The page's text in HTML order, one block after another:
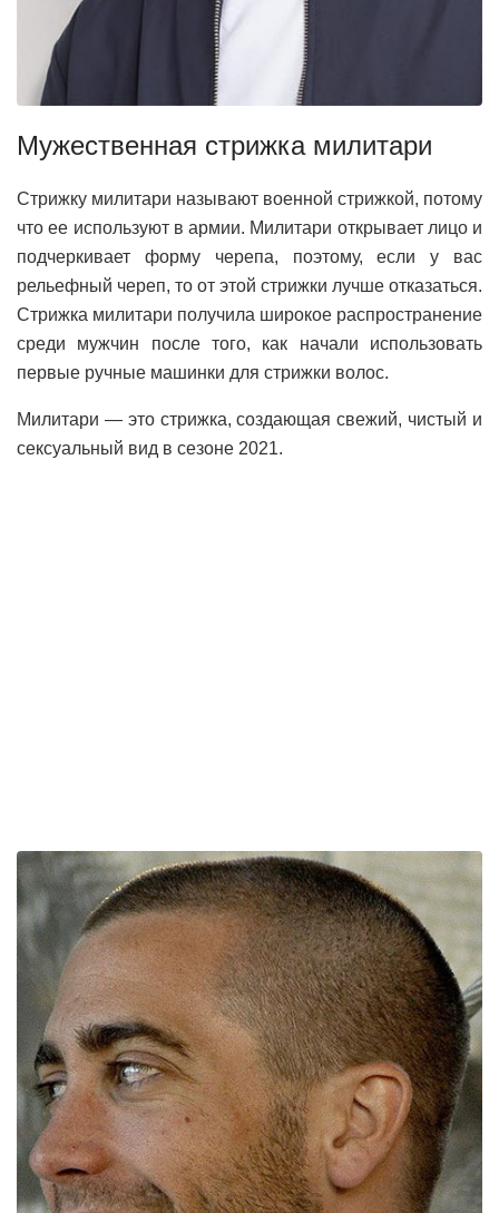
Мужественная стрижка милитари
Стрижку милитари называют военной стрижкой, потому
что ее используют в армии. Милитари открывает лицо и
подчеркивает форму черепа, поэтому, если у вас
рельефный череп, то от этой стрижки лучше отказаться.
Стрижка милитари получила широкое распространение
среди мужчин после того, как начали использовать
первые ручные машинки для стрижки волос.
Милитари — это стрижка, создающая свежий, чистый и
сексуальный вид в сезоне 2021.